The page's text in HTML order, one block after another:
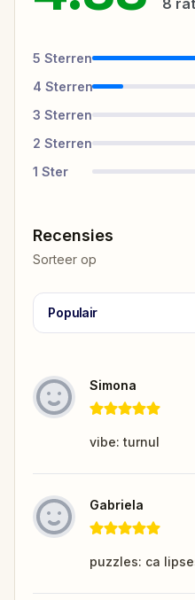
5 Sterren
4 Sterren
3 Sterren
2 Sterren
1 Ster
Recensies
Sorteer op
Populair
Simona
vibe: turnul
Gabriela
puzzles: ca